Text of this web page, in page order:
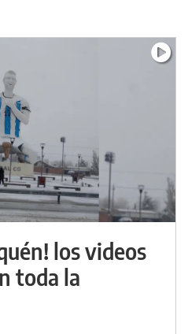
los videos
toda la